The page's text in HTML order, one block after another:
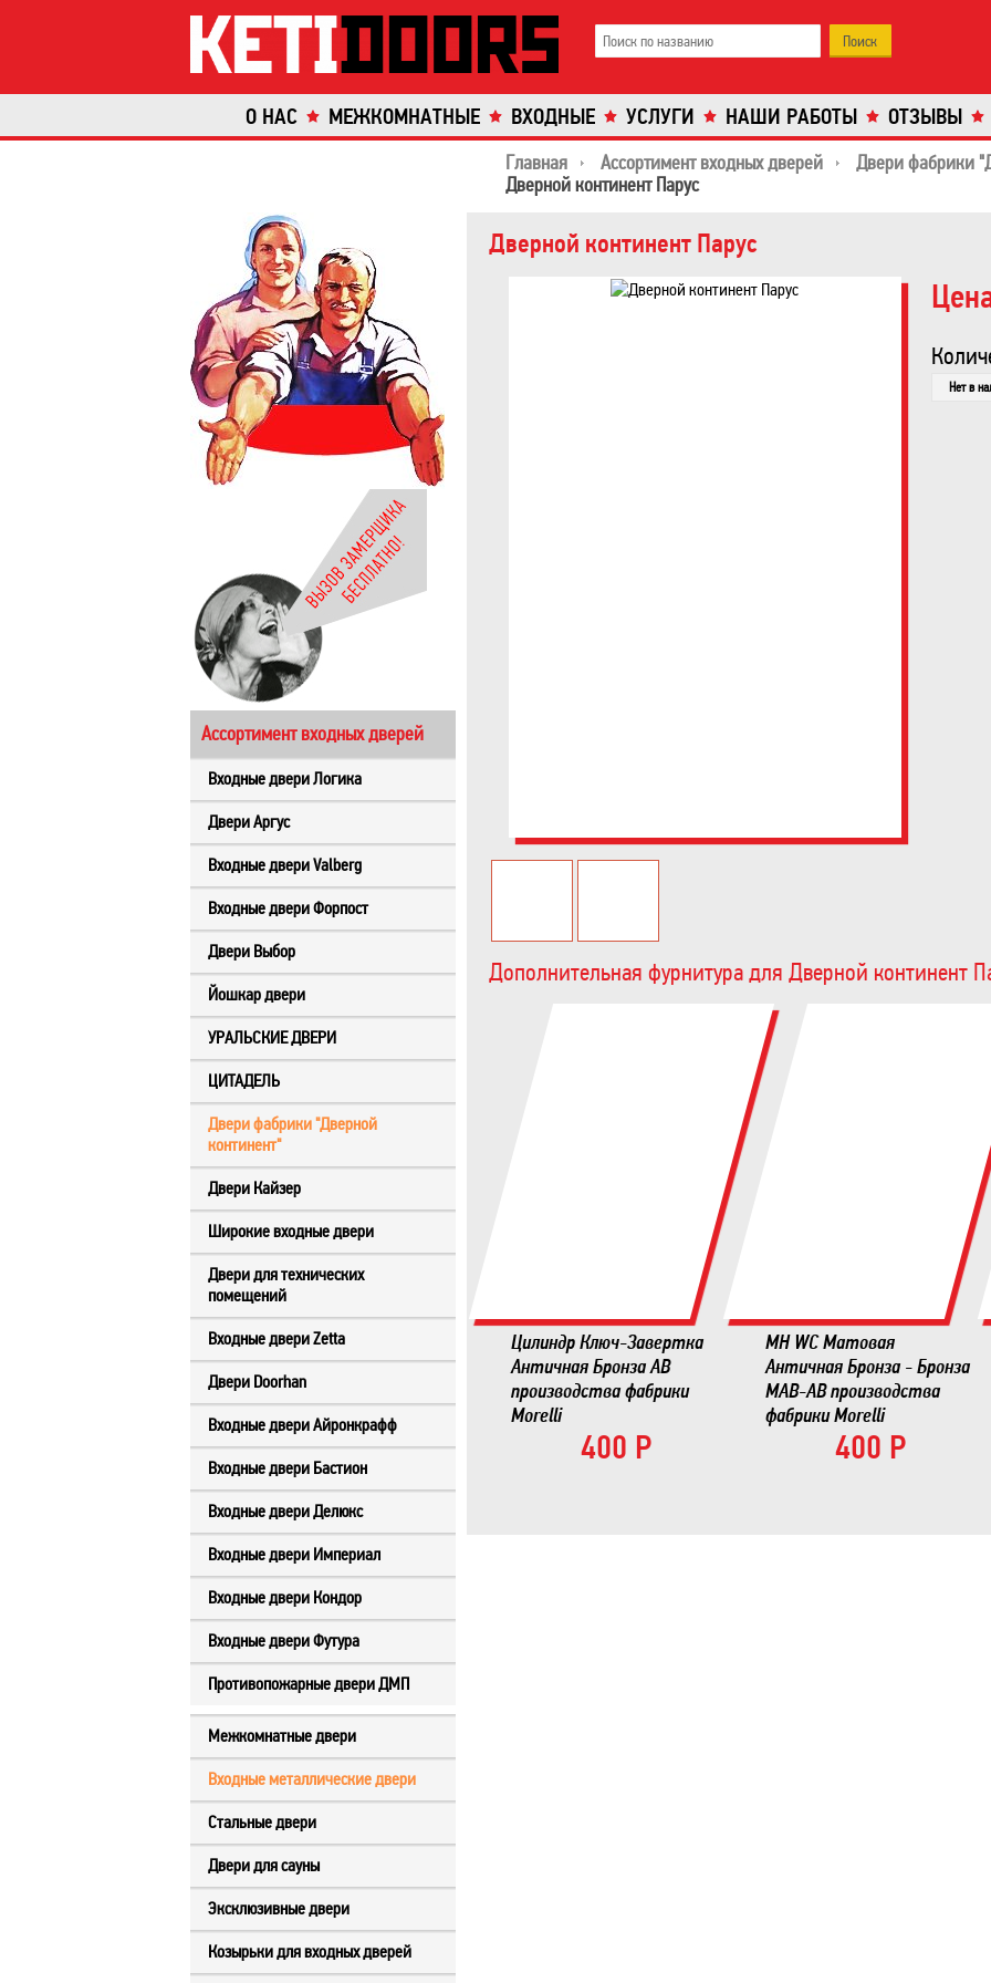
О НАС МЕЖКОМНАТНЫЕ ВХОДНЫЕ УСЛУГИ НАШИ РАБОТЫ ОТЗЫВЫ
Главная Ассортимент входных дверей
Двери фабрики
Дверной континент Парус
Ассортимент входных дверей
Входные двери Логика
Двери Аргус
Входные двери Valberg
Входные двери Форпост
Двери Выбор
Йошкар двери
УРАЛЬСКИЕ ДВЕРИ
ЦИТАДЕЛЬ
Двери фабрики "Дверной
континент"
Двери Кайзер
Широкие входные двери
Двери для технических
помещений
Входные двери Zetta
Двери Doorhan
Входные двери Айронкрафф
Входные двери Бастион
Входные двери Делюкс
Входные двери Империал
Входные двери Кондор
Входные двери Футура
Противопожарные двери ДМП
Межкомнатные двери
Входные металлические двери
Стальные двери
Двери для сауны
Эксклюзивные двери
Козырьки для входных дверей
Дверной континент Парус
Нет в
Дополнительная фурнитура для Дверной континент
Цилиндр Ключ-Завертка
Античная Бронза AB
производства фабрики
Morelli
400 Р
MH WC Матовая
Античная Бронза - Бронза
MAB-AB производства
фабрики Morelli
400 Р